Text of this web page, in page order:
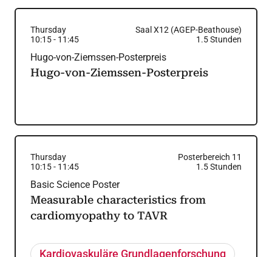
Thursday
Saal X12 (AGEP-Beathouse)
10:15- 11:45 1.5Stunden
Hugo-von-Ziemssen-Posterpreis
Hugo-von-Ziemssen-Posterpreis
Thursday
Posterbereich 11
10:15- 11:45 1.5Stunden
Basic Science Poster
Measurable characteristics from
cardiomyopathy to TAVR
Kardiovaskuläre Grundlagenforschung